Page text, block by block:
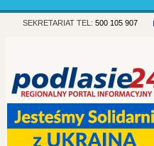
SEKRETARIAT TEL: 500 105 907